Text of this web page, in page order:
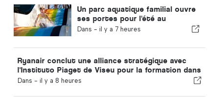
Un parc aquatique familial ouvre
ses portes pour l'été au
Portugal avec des billets à 2 €
Dans - il y a 7 heures
Ryanair conclut une alliance stratégique avec
l'Instituto Piaget de Viseu pour la formation dans
le secteur aéronautique au Portugal
Dans - il y a 8 heures